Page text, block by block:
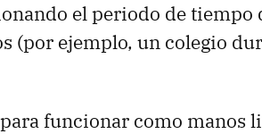
el periodo de tiempo
(por ejemplo, un colegio
funcionar como manos